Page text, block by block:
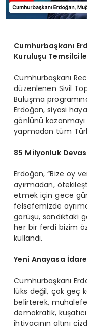
Cumhurbaşkanı
Kuruluşu
Cumhurbaşkanı
düzenlenen Sivil
Buluşma
Erdoğan, siyasi
gönlünü kazanmayı
yapmadan tüm
85 Milyonluk
Erdoğan, “Bize oy
ayırmadan,
etmek için gece
felsefemizde
görüşü, sandıktaki
her bir ferdi bizim
kullandı.
Yeni Anayasa
Cumhurbaşkanı
lüks değil, çok geç
belirterek,
demokratik,
ihtiyacının altını